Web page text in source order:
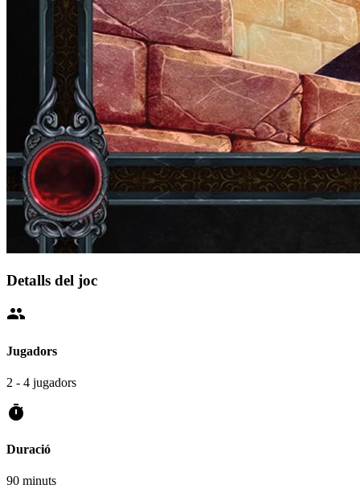
Detalls del joc
people
Jugadors
2 - 4 jugadors
timer
Duració
90 minuts